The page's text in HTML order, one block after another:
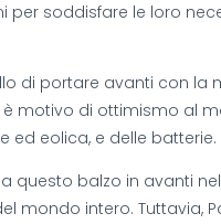
soddisfare le loro
di portare avanti con la
è motivo di ottimismo al
ed eolica, e delle batterie.
balzo in avanti
mondo intero. Tuttavia,